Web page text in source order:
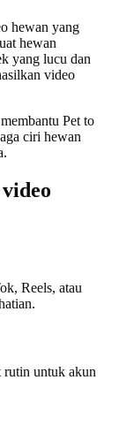
hewan yang
hewan
yang lucu dan
video
Pet to
ciri hewan
Reels, atau
untuk akun